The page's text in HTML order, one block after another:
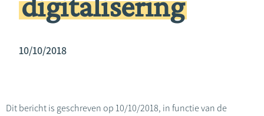
10/10/2018
Dit bericht is geschreven op 10/10/2018, in functie van de